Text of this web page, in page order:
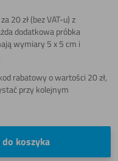
20 zł (bez VAT-u) z
dodatkowa próbka
wymiary 5 x 5 cm i
rabatowy o wartości 20 zł,
przy kolejnym
do koszyka